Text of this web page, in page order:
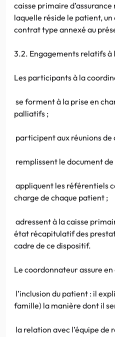
caisse primaire
laquelle réside le patient,
contrat type annexé au
3.2. Engagements relatifs à
Les participants à la
se forment à la prise en
palliatifs ;
participent aux réunions de
remplissent le document de
appliquent les référentiels
charge de chaque patient ;
adressent à la caisse
état récapitulatif des
cadre de ce dispositif.
Le coordonnateur assure en
l’inclusion du patient : il
famille) la manière dont il
la relation avec l’équipe de